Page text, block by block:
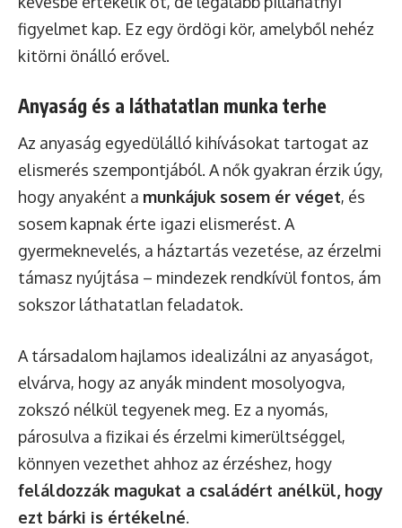
figyelmet kap. Ez egy ördögi kör, amelyből nehéz
kitörni önálló erővel.
Anyaság és a láthatatlan munka terhe
Az anyaság egyedülálló kihívásokat tartogat az
elismerés szempontjából. A nők gyakran érzik úgy,
hogy anyaként a munkájuk sosem ér véget, és
sosem kapnak érte igazi elismerést. A
gyermeknevelés, a háztartás vezetése, az érzelmi
támasz nyújtása – mindezek rendkívül fontos, ám
sokszor láthatatlan feladatok.
A társadalom hajlamos idealizálni az anyaságot,
elvárva, hogy az anyák mindent mosolyogva,
zokszó nélkül tegyenek meg. Ez a nyomás,
párosulva a fizikai és érzelmi kimerültséggel,
könnyen vezethet ahhoz az érzéshez, hogy
feláldozzák magukat a családért anélkül, hogy
ezt bárki is értékelné.